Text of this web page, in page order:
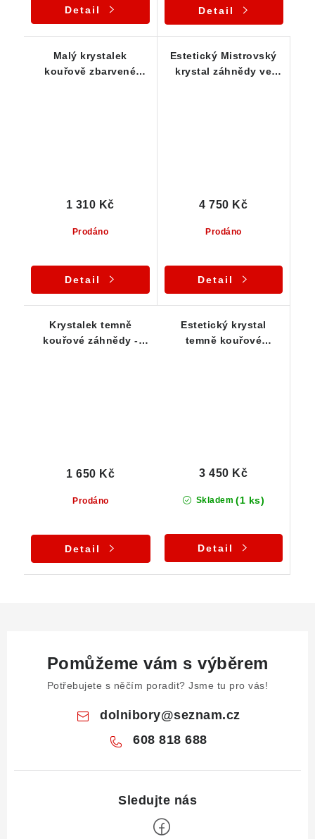
Detail Detail
Malý krystalek
kouřově zbarvené
Prodáno
1 310 Kč
Detail
Estetický Mistrovský
krystal záhnědy ve
Prodáno
4 750 Kč
Detail
Krystalek temně
kouřové záhnědy -
Prodáno
1 650 Kč
Detail
Estetický krystal
temně kouřové
Skladem (1 ks)
3 450 Kč
Detail
Pomůžeme vám s výběrem
Potřebujete s něčím poradit? Jsme tu pro vás!
dolnibory@seznam.cz
608 818 688